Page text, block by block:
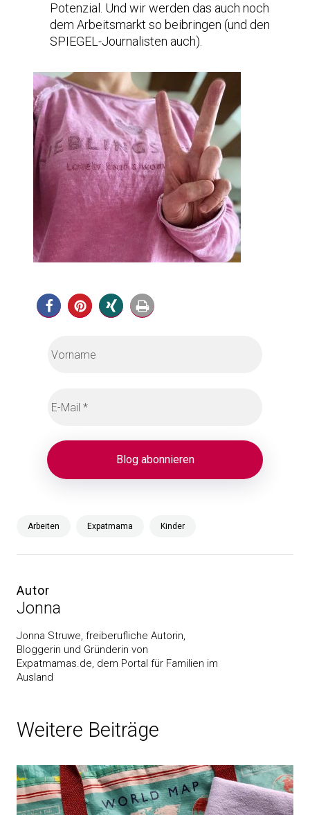
Potenzial. Und wir werden das auch noch
dem Arbeitsmarkt so beibringen (und den
SPIEGEL-Journalisten auch).
Arbeiten Expatmama Kinder
Autor
Jonna
Jonna Struwe, freiberufliche Autorin,
Bloggerin und Gründerin von
Expatmamas.de, dem Portal für Familien im
Ausland
Weitere Beiträge